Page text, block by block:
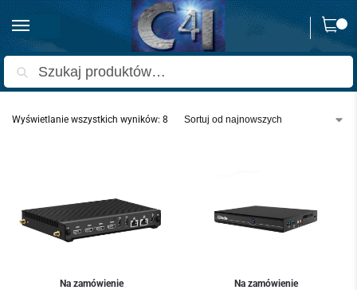
0
Strona główna Produkty oznaczone “mini PC”
Wyświetlanie wszystkich wyników: 8
Na zamówienie Na zamówienie